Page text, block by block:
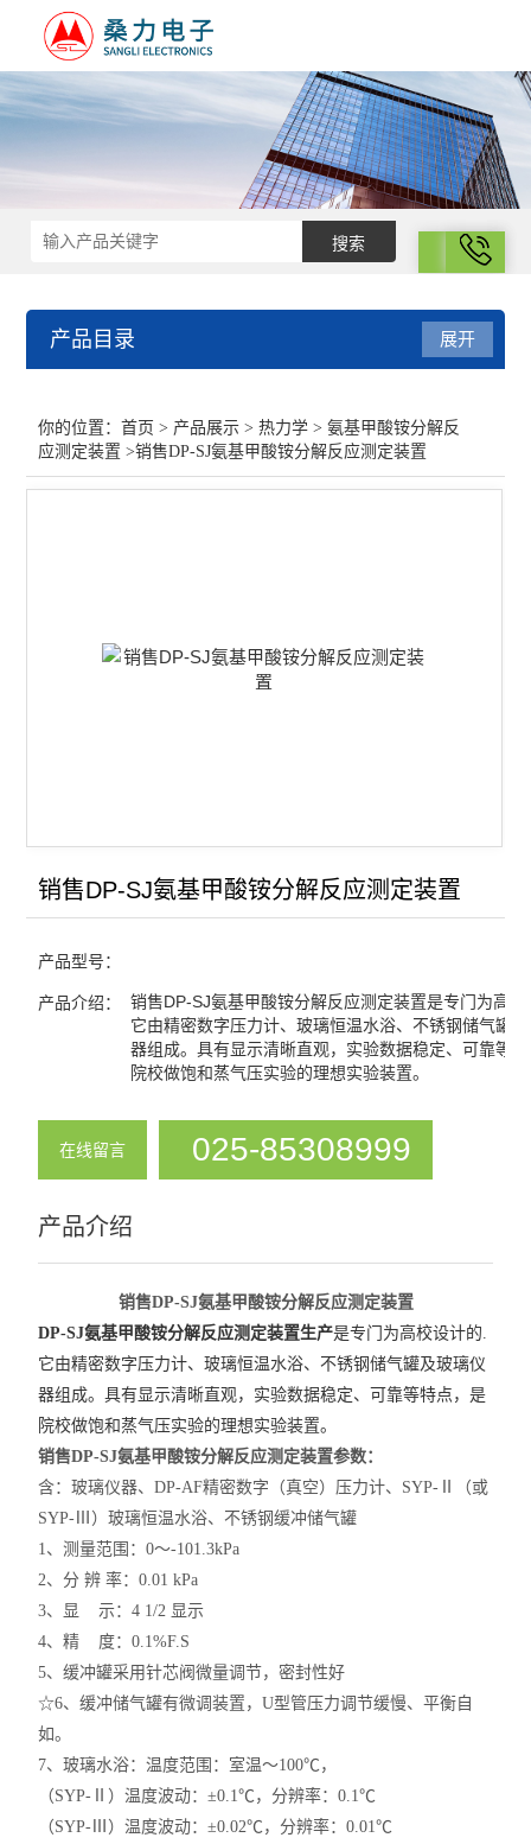
拨号
产品目录
差示扫描量热仪
同步热分析仪
双液系沸点测定仪
中和热实验装置
凝固点实验装置
展开
你的位置：首页 > 产品展示 >热力学 >氨基甲酸铵分解反
应测定装置 >销售DP-SJ氨基甲酸铵分解反应测定装置
销售DP-SJ氨基甲酸铵分解反应测定装置
产品型号：
产品介绍：
销售DP-SJ氨基甲酸铵分解反应测定装置是专门为高校
它由精密数字压力计、玻璃恒温水浴、不锈钢储气罐
器组成。具有显示清晰直观，实验数据稳定、可靠等
院校做饱和蒸气压实验的理想实验装置。
在线留言 025-85308999
产品介绍
销售DP-SJ氨基甲酸铵分解反应测定装置
DP-SJ氨基甲酸铵分解反应测定装置生产是专门为高校设计的.
它由精密数字压力计、玻璃恒温水浴、不锈钢储气罐及玻璃仪
器组成。具有显示清晰直观，实验数据稳定、可靠等特点，是
院校做饱和蒸气压实验的理想实验装置。
销售DP-SJ氨基甲酸铵分解反应测定装置参数：
含：玻璃仪器、DP-AF精密数字（真空）压力计、SYP-Ⅱ（或
SYP-Ⅲ）玻璃恒温水浴、不锈钢缓冲储气罐
1、测量范围：0～-101.3kPa
2、分 辨 率：0.01 kPa
3、显 示：4 1/2 显示
4、精 度：0.1%F.S
5、缓冲罐采用针芯阀微量调节，密封性好
☆6、缓冲储气罐有微调装置，U型管压力调节缓慢、平衡自
如。
7、玻璃水浴：温度范围：室温～100℃，
（SYP-Ⅱ）温度波动：±0.1℃，分辨率：0.1℃
（SYP-Ⅲ）温度波动：±0.02℃，分辨率：0.01℃